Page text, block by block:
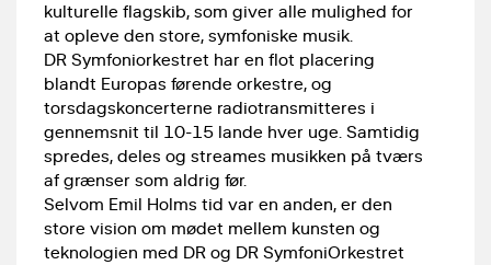
kulturelle flagskib, som giver alle mulighed for
at opleve den store, symfoniske musik.
DR Symfoniorkestret har en flot placering
blandt Europas førende orkestre, og
torsdagskoncerterne radiotransmitteres i
gennemsnit til 10-15 lande hver uge. Samtidig
spredes, deles og streames musikken på tværs
af grænser som aldrig før.
Selvom Emil Holms tid var en anden, er den
store vision om mødet mellem kunsten og
teknologien med DR og DR SymfoniOrkestret